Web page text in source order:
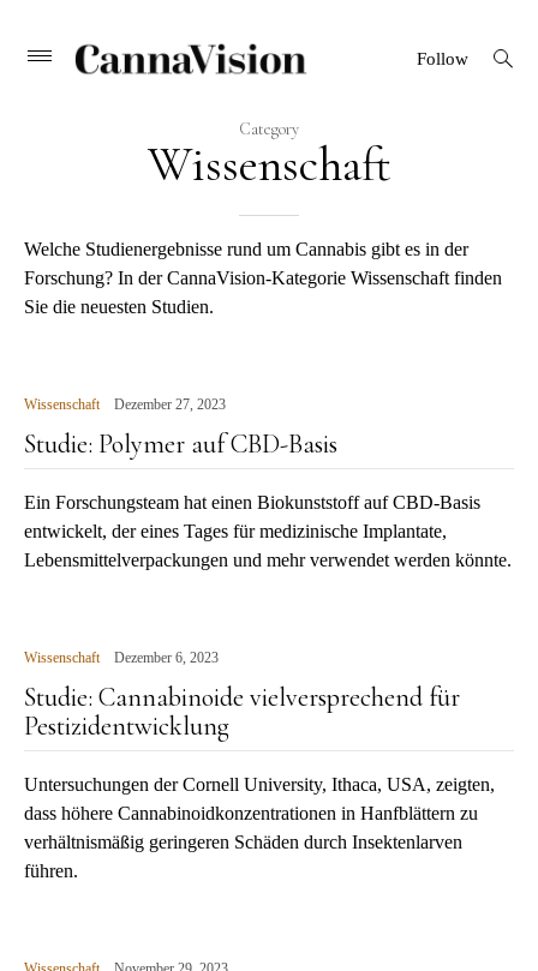
Skip Primary
Menu
CANNAVISION
Follow
open
search
Category
Wissenschaft
Welche Studienergebnisse rund um Cannabis gibt es in der
Forschung? In der CannaVision-Kategorie Wissenschaft finden
Sie die neuesten Studien.
Wissenschaft Dezember 27, 2023
Studie: Polymer auf CBD-Basis
Ein Forschungsteam hat einen Biokunststoff auf CBD-Basis
entwickelt, der eines Tages für medizinische Implantate,
Lebensmittelverpackungen und mehr verwendet werden könnte.
Wissenschaft Dezember 6, 2023
Studie: Cannabinoide vielversprechend für
Pestizidentwicklung
Untersuchungen der Cornell University, Ithaca, USA, zeigten,
dass höhere Cannabinoidkonzentrationen in Hanfblättern zu
verhältnismäßig geringeren Schäden durch Insektenlarven
führen.